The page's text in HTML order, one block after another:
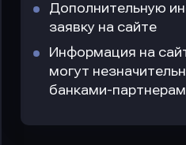
Дополнительную
заявку на сайте
Информация на
могут
банками-